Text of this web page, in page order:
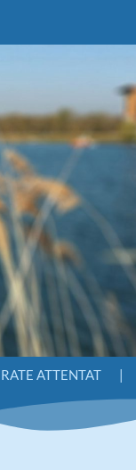
ATTENTAT |